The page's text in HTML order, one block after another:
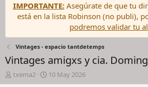
IMPORTANTE:Asegúrate de que tu
está en la lista Robinson (no publi),
podremos validar tu
Vintages - espacio tantdetemps
Vintages amigxs y cia.
I
n
txema2
F
e
10 May 2026